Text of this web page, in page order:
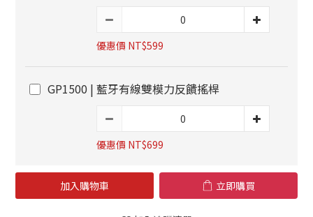
優惠價 NT$599
GP1500 | 藍牙有線雙模力反饋搖桿
優惠價 NT$699
加入購物車 立即購買